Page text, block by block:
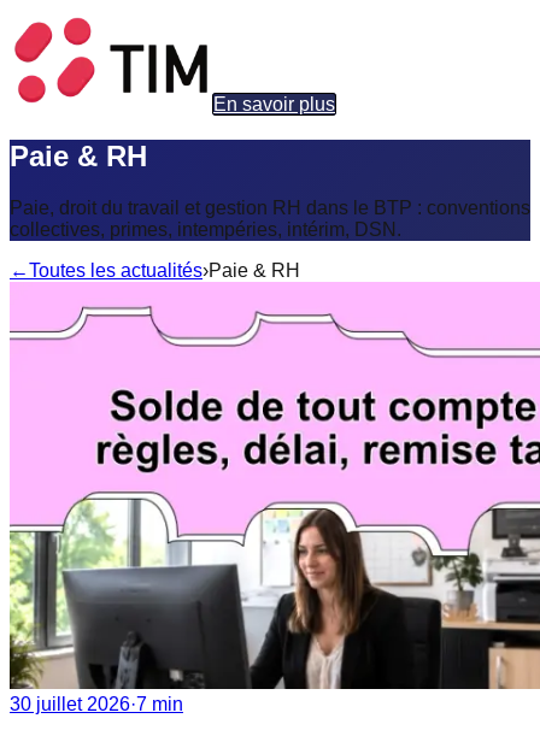
En savoir plus
Paie & RH
Paie, droit du travail et gestion RH dans le BTP : conventions
collectives, primes, intempéries, intérim, DSN.
←Toutes les actualités›Paie & RH
30 juillet 2026·7 min